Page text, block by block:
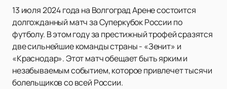
13 июля 2024 года на Волгоград Арене состоится
долгожданный матч за Суперкубок России по
футболу. В этом году за престижный трофей сразятся
две сильнейшие команды страны - «Зенит» и
«Краснодар». Этот матч обещает быть ярким и
незабываемым событием, которое привлечет тысячи
болельщиков со всей России.